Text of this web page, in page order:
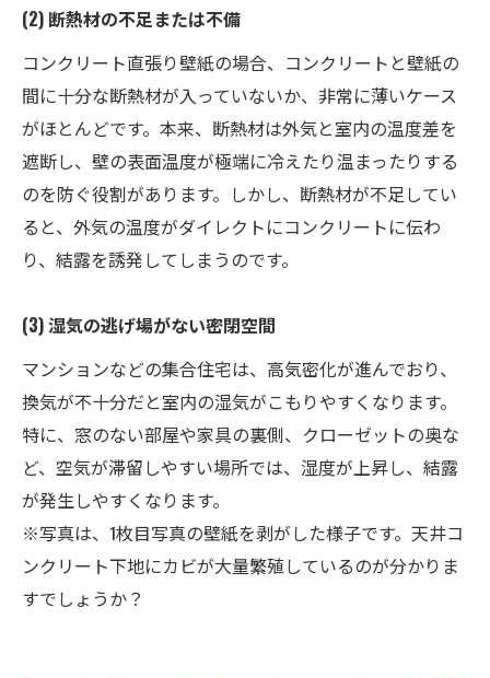
(2) 断熱材の不足または不備
コンクリート直張り壁紙の場合、コンクリートと壁紙の
間に十分な断熱材が入っていないか、非常に薄いケース
がほとんどです。本来、断熱材は外気と室内の温度差を
遮断し、壁の表面温度が極端に冷えたり温まったりする
のを防ぐ役割があります。しかし、断熱材が不足してい
ると、外気の温度がダイレクトにコンクリートに伝わ
り、結露を誘発してしまうのです。
(3) 湿気の逃げ場がない密閉空間
マンションなどの集合住宅は、高気密化が進んでおり、
換気が不十分だと室内の湿気がこもりやすくなります。
特に、窓のない部屋や家具の裏側、クローゼットの奥な
ど、空気が滞留しやすい場所では、湿度が上昇し、結露
が発生しやすくなります。
※写真は、1枚目写真の壁紙を剥がした様子です。天井コ
ンクリート下地にカビが大量繁殖しているのが分かりま
すでしょうか？